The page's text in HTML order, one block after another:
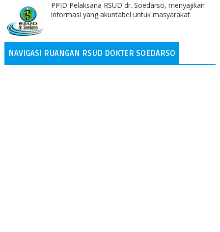
PPID Pelaksana RSUD dr. Soedarso, menyajikan
informasi yang akuntabel untuk masyarakat
NAVIGASI RUANGAN RSUD DOKTER SOEDARSO